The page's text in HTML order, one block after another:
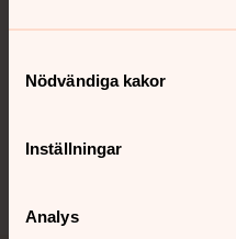
Nödvändiga kakor
Inställningar
Analys
Hitta snabbt